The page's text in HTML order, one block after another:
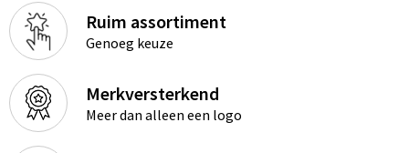
Ruim assortiment
Genoeg keuze
Merkversterkend
Meer dan alleen een logo